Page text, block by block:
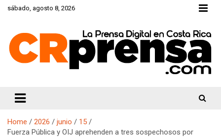
Skipsábado, agosto 8, 2026
Home 2026 junio
15
Fuerza Pública y OIJ aprehenden a tres sospechosos por